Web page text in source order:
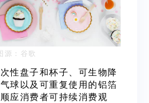
源：谷歌
性盘子和杯子、可生物降
球以及可重复使用的铝箔
应消费者可持续消费观